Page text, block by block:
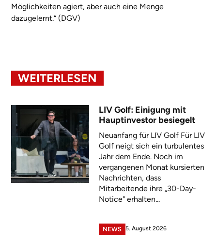
Möglichkeiten agiert, aber auch eine Menge
dazugelernt.“ (DGV)
WEITERLESEN
LIV Golf: Einigung mit
Hauptinvestor besiegelt
Neuanfang für LIV Golf Für LIV
Golf neigt sich ein turbulentes
Jahr dem Ende. Noch im
vergangenen Monat kursierten
Nachrichten, dass
Mitarbeitende ihre „30-Day-
Notice" erhalten...
NEWS 5. August 2026